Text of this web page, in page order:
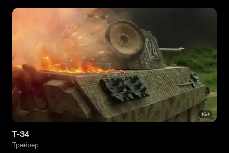
Т-34
Трейлер